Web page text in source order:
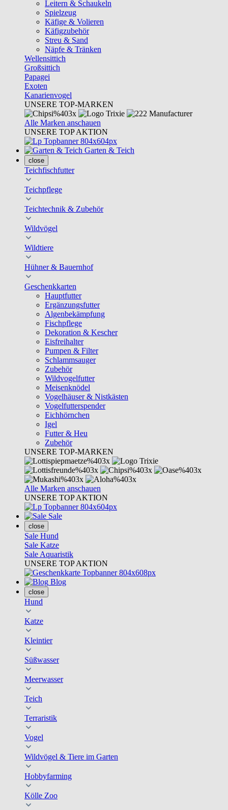
Leitern & Schaukeln
Spielzeug
Käfige & Volieren
Käfigzubehör
Streu & Sand
Näpfe & Tränken
Wellensittich
Großsittich
Papagei
Exoten
Kanarienvogel
UNSERE TOP-MARKEN
Alle Marken anschauen
UNSERE TOP AKTION
Garten & Teich
close
Teichfischfutter
Teichpflege
Teichtechnik & Zubehör
Wildvögel
Wildtiere
Hühner & Bauernhof
Geschenkkarten
Hauptfutter
Ergänzungsfutter
Algenbekämpfung
Fischpflege
Dekoration & Kescher
Eisfreihalter
Pumpen & Filter
Schlammsauger
Zubehör
Wildvogelfutter
Meisenknödel
Vogelhäuser & Nistkästen
Vogelfutterspender
Eichhörnchen
Igel
Futter & Heu
Zubehör
UNSERE TOP-MARKEN
Alle Marken anschauen
UNSERE TOP AKTION
Sale
close
Sale Hund
Sale Katze
Sale Aquaristik
UNSERE TOP AKTION
Blog
close
Hund
Katze
Kleintier
Süßwasser
Meerwasser
Teich
Terraristik
Vogel
Wildvögel & Tiere im Garten
Hobbyfarming
Kölle Zoo